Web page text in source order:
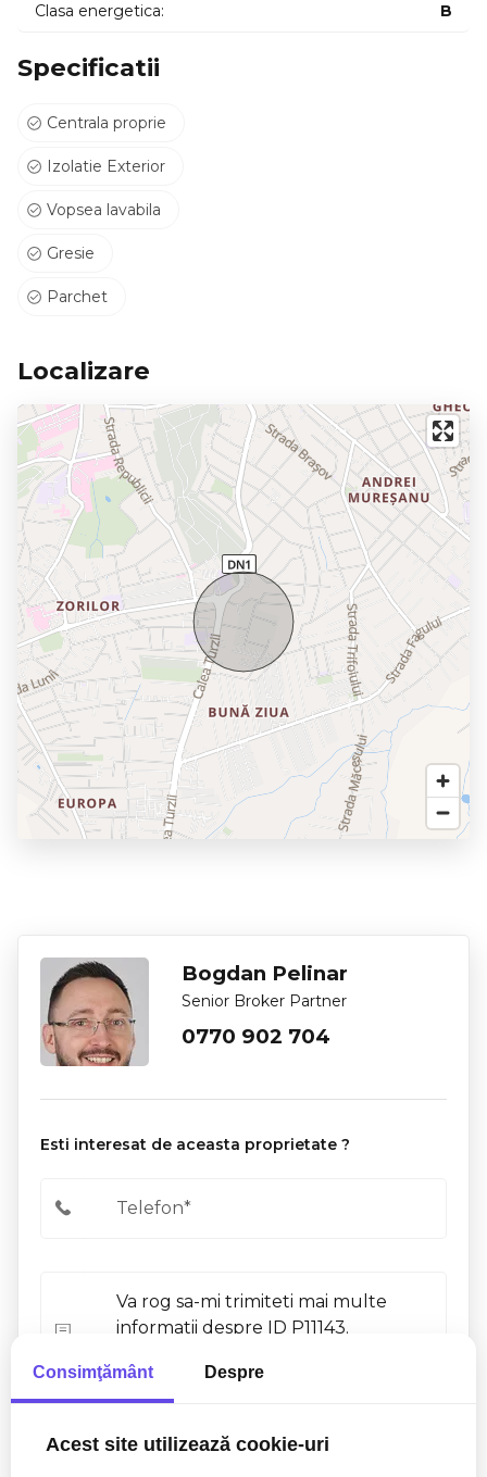
Clasa energetica: B
Specificatii
Centrala proprie
Izolatie Exterior
Vopsea lavabila
Gresie
Parchet
Localizare
Bogdan Pelinar
Senior Broker Partner
0770 902 704
Esti interesat de aceasta proprietate ?
Sunt de acord cu prelucrarea datelor conform
de confidentialitate
Consimţământ Despre
Acest site utilizează cookie-uri